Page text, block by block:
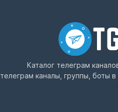
Каталог телеграм
телеграм каналы, группы, боты